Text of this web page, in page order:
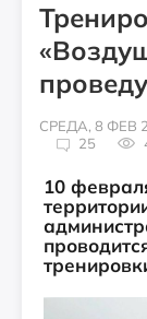
СРЕДА, 8 ФЕВ
25
10